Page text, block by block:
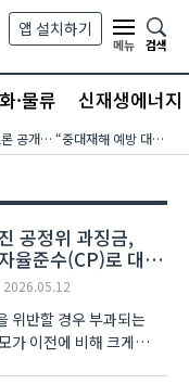
앱 설치하기
메뉴
검색
·물류 신재생에너지
[10:18] 플라이존드론, 고층 외벽 청소 드론 공개… “중대재해 예방 대안”
공정위 과징금,
율준수(CP)로 대응
2026.05.12
위반할 경우 부과되는
가 이전에 비해 크게